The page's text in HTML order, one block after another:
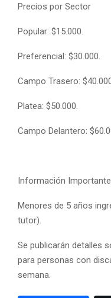
Precios por Sector
Popular: $15.000.
Preferencial: $30.000.
Campo Trasero:
Platea: $50.000.
Campo Delantero:
Información Importante
Menores de 5 años
tutor).
Se publicarán detalles
para personas con
semana.